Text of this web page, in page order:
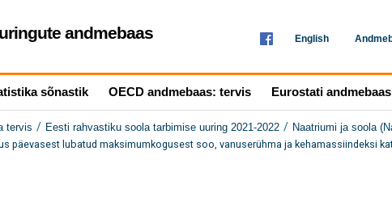
andmebaas English
sõnastik OECD andmebaas: tervis Eurostati andmebaas
tervis / Eesti rahvastiku soola tarbimise uuring 2021-2022 / Naatriumi ja soola
päevasest lubatud maksimumkogusest soo, vanuserühma ja kehamassiindeksi